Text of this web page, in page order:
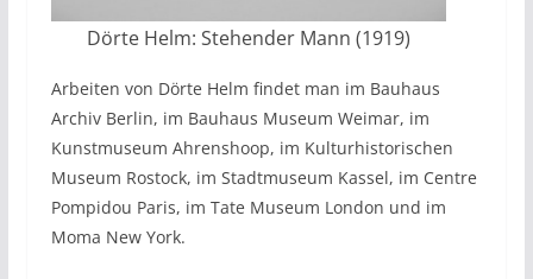
Dörte Helm: Stehender Mann (1919)
Arbeiten von Dörte Helm findet man im Bauhaus
Archiv Berlin, im Bauhaus Museum Weimar, im
Kunstmuseum Ahrenshoop, im Kulturhistorischen
Museum Rostock, im Stadtmuseum Kassel, im Centre
Pompidou Paris, im Tate Museum London und im
Moma New York.